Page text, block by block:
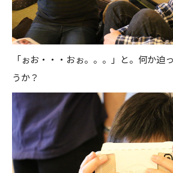
「ぉお・・・おぉ。。。」と。何か迫
うか？